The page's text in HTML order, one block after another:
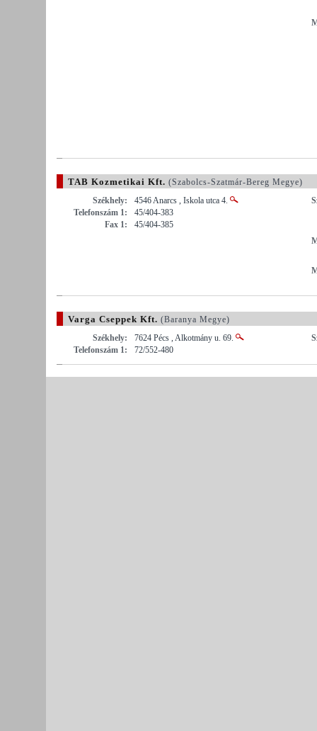
TAB Kozmetikai Kft. (Szabolcs-Szatmár-Bereg Megye)
Székhely:
4546 Anarcs , Iskola utca 4.
Telefonszám 1:
45/404-383
Fax 1:
45/404-385
Varga Cseppek Kft. (Baranya Megye)
Székhely:
7624 Pécs , Alkotmány u. 69.
Telefonszám 1:
72/552-480